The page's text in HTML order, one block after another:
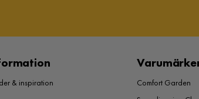
& inspiration
Comfort Garden